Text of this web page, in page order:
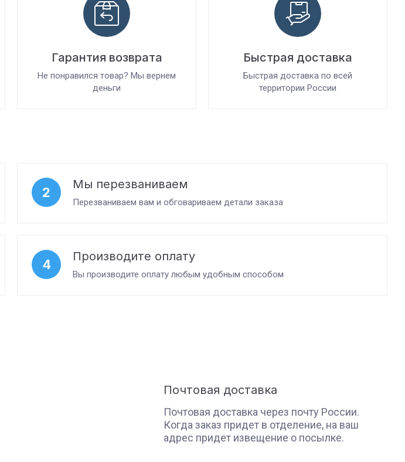
Гарантия возврата
Не понравился товар? Мы вернем
деньги
Быстрая доставка
Быстрая доставка по всей
территории России
2
Мы перезваниваем
Перезваниваем вам и обговариваем детали заказа
4
Производите оплату
Вы производите оплату любым удобным способом
Почтовая доставка
Почтовая доставка через почту России.
Когда заказ придет в отделение, на ваш
адрес придет извещение о посылке.